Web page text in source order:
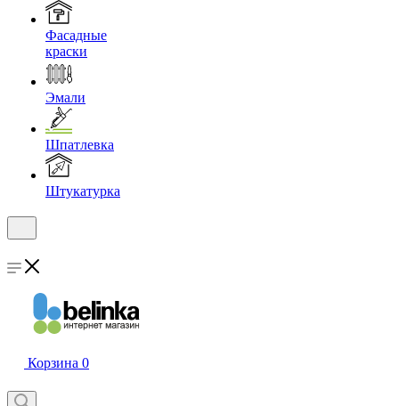
Фасадные
краски
Эмали
Шпатлевка
Штукатурка
Корзина 0